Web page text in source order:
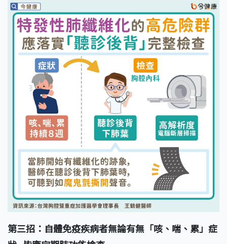
第三招： 自體免疫疾病者無論有無「咳、喘、累」症